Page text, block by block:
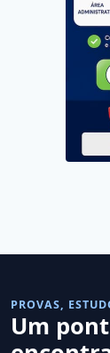
PROVAS,
Um